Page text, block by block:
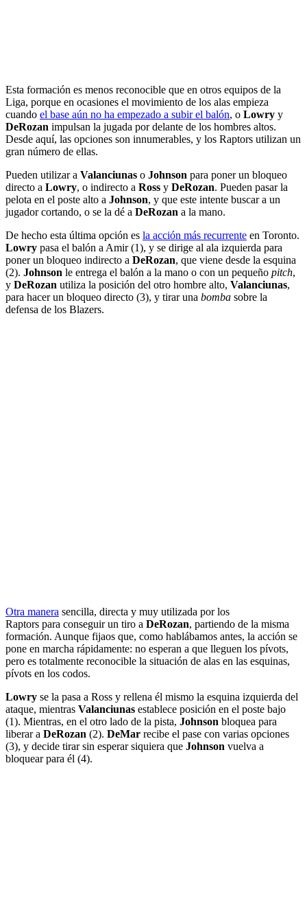
Esta formación es menos reconocible que en otros equipos de la
Liga, porque en ocasiones el movimiento de los alas empieza
cuando el base aún no ha empezado a subir el balón, o Lowry y
DeRozan impulsan la jugada por delante de los hombres altos.
Desde aquí, las opciones son innumerables, y los Raptors utilizan un
gran número de ellas.
Pueden utilizar a Valanciunas o Johnson para poner un bloqueo
directo a Lowry, o indirecto a Ross y DeRozan. Pueden pasar la
pelota en el poste alto a Johnson, y que este intente buscar a un
jugador cortando, o se la dé a DeRozan a la mano.
De hecho esta última opción es la acción más recurrente en Toronto.
Lowry pasa el balón a Amir (1), y se dirige al ala izquierda para
poner un bloqueo indirecto a DeRozan, que viene desde la esquina
(2). Johnson le entrega el balón a la mano o con un pequeño pitch,
y DeRozan utiliza la posición del otro hombre alto, Valanciunas,
para hacer un bloqueo directo (3), y tirar una bomba sobre la
defensa de los Blazers.
Otra manera sencilla, directa y muy utilizada por los
Raptors para conseguir un tiro a DeRozan, partiendo de la misma
formación. Aunque fijaos que, como hablábamos antes, la acción se
pone en marcha rápidamente: no esperan a que lleguen los pívots,
pero es totalmente reconocible la situación de alas en las esquinas,
pívots en los codos.
Lowry se la pasa a Ross y rellena él mismo la esquina izquierda del
ataque, mientras Valanciunas establece posición en el poste bajo
(1). Mientras, en el otro lado de la pista, Johnson bloquea para
liberar a DeRozan (2). DeMar recibe el pase con varias opciones
(3), y decide tirar sin esperar siquiera que Johnson vuelva a
bloquear para él (4).